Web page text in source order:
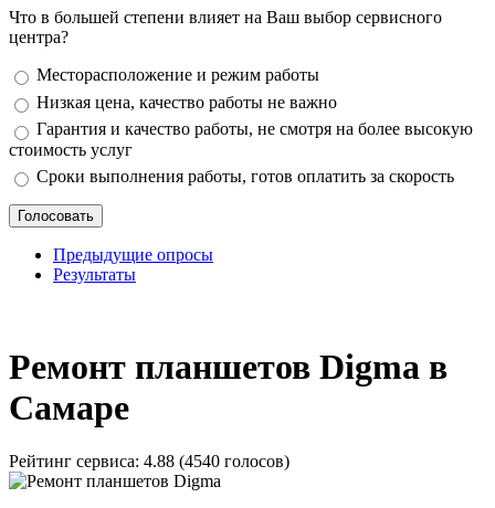
Что в большей степени влияет на Ваш выбор сервисного
центра?
Варианты
Месторасположение и режим работы
Низкая цена, качество работы не важно
Гарантия и качество работы, не смотря на более высокую
стоимость услуг
Сроки выполнения работы, готов оплатить за скорость
Предыдущие опросы
Результаты
Ремонт планшетов Digma в
Самаре
Рейтинг сервиса: 4.88 (4540 голосов)